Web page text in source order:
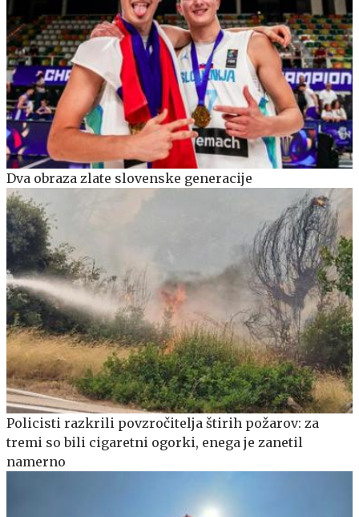
Dva obraza zlate slovenske generacije
Policisti razkrili povzročitelja štirih požarov: za
tremi so bili cigaretni ogorki, enega je zanetil
namerno